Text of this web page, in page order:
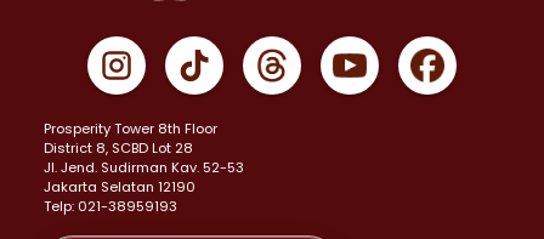
Properti Dijual di Gambir >
Properti Dijual di Johar Baru >
Properti Dijual di Menteng >
Properti Dijual di Senen >
Properti Dijual di Tanah Abang >
Properti Dijual di Cikini >
Prosperity Tower 8th Floor
District 8, SCBD Lot 28
JI. Jend. Sudirman Kav. 52-53
Jakarta Selatan 12190
Telp: 021-38959193